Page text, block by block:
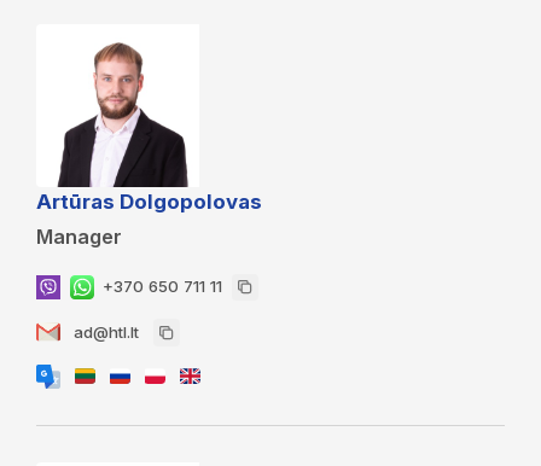
Artūras Dolgopolovas
Manager
+370 650 711 11
ad@htl.lt